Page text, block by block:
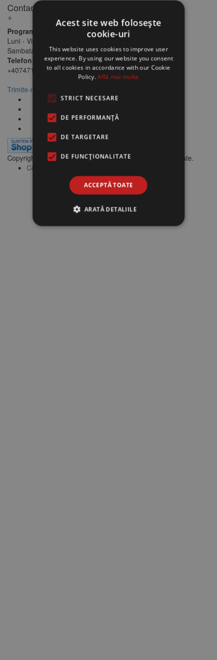
Contact
+
Program:
Luni - Vineri: 11:00 -17:00
Sambata/Duminica: Inchis
Telefon:
+40747159999
Trimite-ne un mesaj
Copyright © 2026Econvenabil.ro. Toate drepturile rezervate.
Cookies
Acest site web folosește
cookie-uri
This website uses cookies to improve user
experience. By using our website you consent
to all cookies in accordance with our Cookie
Policy.Află mai multe
STRICT NECESARE
DE PERFORMANȚĂ
DE TARGETARE
DE FUNCŢIONALITATE
ACCEPTĂ TOATE
ARATĂ DETALIILE